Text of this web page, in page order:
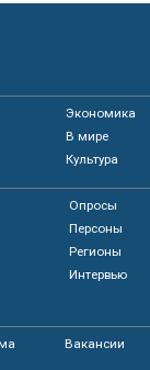
Экономика
В мире
Культура
Опросы
Персоны
Регионы
Интервью
Вакансии